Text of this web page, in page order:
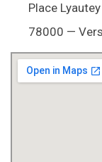
Place Lyautey
78000 —